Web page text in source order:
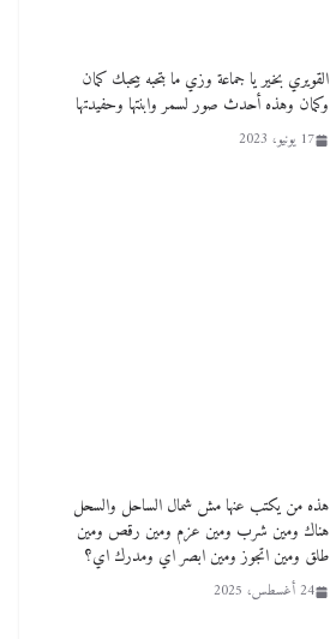
لأول فرع لمدارس لها بمصر في فينا بحضور ولي
العهد
القويري بخير يا جماعة وزي ما بتحبه بيحبك كمان
وكمان وهذه أحدث صور لسمر وابنتها وحفيدتها
17 يونيو، 2023
هذه من يكتب عنها مش شمال الساحل والسحل
هناك ومين شرب ومين عزم ومين رقص ومين
طلق ومين اتجوز ومين ابصر اي ومدرك اي؟
24 أغسطس، 2025